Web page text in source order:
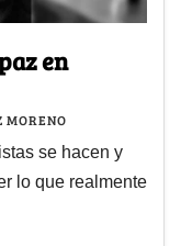
en
MORENO
se hacen y
lo que realmente